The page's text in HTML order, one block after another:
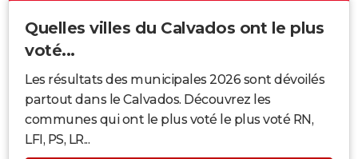
Quelles villes du Calvados ont le plus
voté...
Les résultats des municipales 2026 sont dévoilés
partout dans le Calvados. Découvrez les
communes qui ont le plus voté le plus voté RN,
LFI, PS, LR...